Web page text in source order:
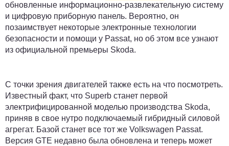
обновленные информационно-развлекательную систему
и цифровую приборную панель. Вероятно, он
позаимствует некоторые электронные технологии
безопасности и помощи у Passat, но об этом все узнают
из официальной премьеры Skoda.
С точки зрения двигателей также есть на что посмотреть.
Известный факт, что Superb станет первой
электрифицированной моделью производства Skoda,
приняв в свое нутро подключаемый гибридный силовой
агрегат. Базой станет все тот же Volkswagen Passat.
Версия GTE недавно была обновлена и теперь может